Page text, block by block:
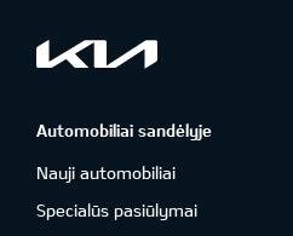
Automobiliai sandėlyje
Nauji automobiliai
Specialūs pasiūlymai